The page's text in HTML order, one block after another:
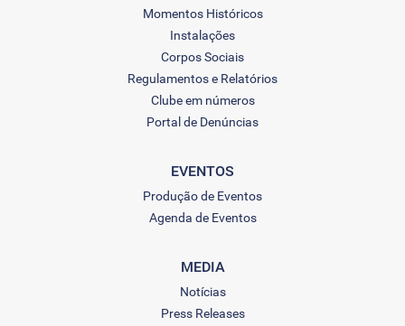
Momentos Históricos
Instalações
Corpos Sociais
Regulamentos e Relatórios
Clube em números
Portal de Denúncias
EVENTOS
Produção de Eventos
Agenda de Eventos
MEDIA
Notícias
Press Releases